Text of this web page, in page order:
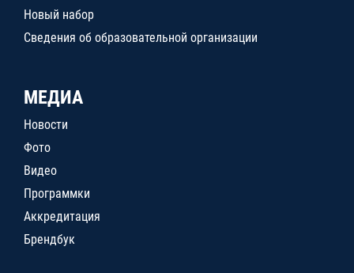
Новый набор
Сведения об образовательной организации
МЕДИА
Новости
Фото
Видео
Программки
Аккредитация
Брендбук